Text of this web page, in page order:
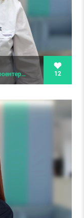
12
Лікар-терапевт вищої категорії, лікар-гастроентеролог